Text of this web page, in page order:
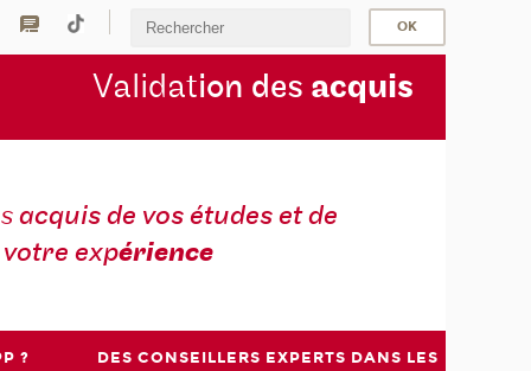
Validation des acquis
acquis de vos études et de
votre expérience
?
DES CONSEILLERS EXPERTS DANS LES